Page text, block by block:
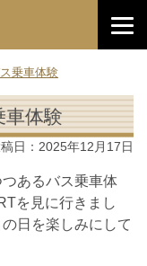
乗車体験
体験
日： 2025年12月17日
あるバス乗車体
を見に行きまし
日を楽しみにして